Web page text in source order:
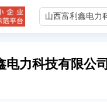
电力科技有限公司